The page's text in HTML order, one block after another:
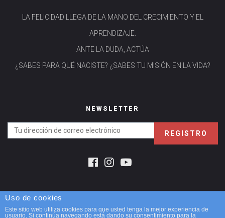
LA FELICIDAD LLEGA DE LA MANO DEL CRECIMIENTO Y EL
APRENDIZAJE.
ANTE LA DUDA, ACTÚA
¿SABES PARA QUÉ NACISTE? ¿SABES TU MISIÓN EN LA VIDA?
NEWSLETTER
© 2026 Montse López Ballester. Diseñado por Página realizada por
Uso de cookies
Este sitio web utiliza cookies para que usted tenga la mejor experiencia de
usuario. Si continúa navegando está dando su consentimiento para la